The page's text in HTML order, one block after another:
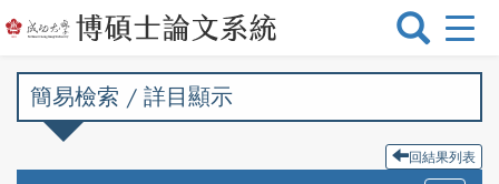
選
切
簡易檢索 / 詳目顯示
回結果列表